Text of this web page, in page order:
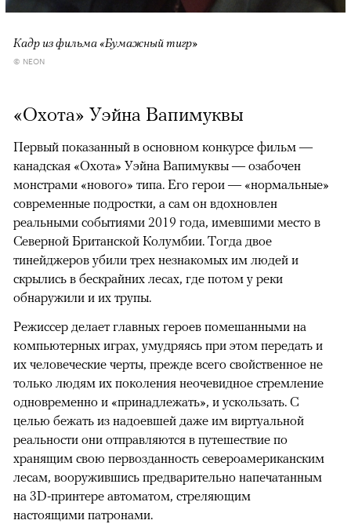
Кадр из фильма «Бумажный тигр»
© NEON
«Охота» Уэйна Вапимуквы
Первый показанный в основном конкурсе фильм —
канадская «Охота» Уэйна Вапимуквы — озабочен
монстрами «нового» типа. Его герои — «нормальные»
современные подростки, а сам он вдохновлен
реальными событиями 2019 года, имевшими место в
Северной Британской Колумбии. Тогда двое
тинейджеров убили трех незнакомых им людей и
скрылись в бескрайних лесах, где потом у реки
обнаружили и их трупы.
Режиссер делает главных героев помешанными на
компьютерных играх, умудряясь при этом передать и
их человеческие черты, прежде всего свойственное не
только людям их поколения неочевидное стремление
одновременно и «принадлежать», и ускользать. С
целью бежать из надоевшей даже им виртуальной
реальности они отправляются в путешествие по
хранящим свою первозданность североамериканским
лесам, вооружившись предварительно напечатанным
на 3D-принтере автоматом, стреляющим
настоящими патронами.